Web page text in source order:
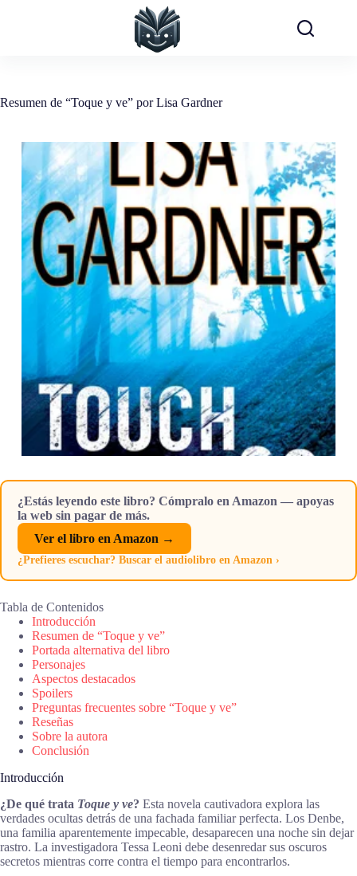
Resumen de “Toque y ve” por Lisa Gardner
¿Estás leyendo este libro? Cómpralo en Amazon — apoyas
la web sin pagar de más.
Ver el libro en Amazon →
¿Prefieres escuchar? Buscar el audiolibro en Amazon ›
Tabla de Contenidos
Introducción
Resumen de “Toque y ve”
Portada alternativa del libro
Personajes
Aspectos destacados
Spoilers
Preguntas frecuentes sobre “Toque y ve”
Reseñas
Sobre la autora
Conclusión
Introducción
¿De qué trata Toque y ve? Esta novela cautivadora explora las
verdades ocultas detrás de una fachada familiar perfecta. Los Denbe,
una familia aparentemente impecable, desaparecen una noche sin dejar
rastro. La investigadora Tessa Leoni debe desenredar sus oscuros
secretos mientras corre contra el tiempo para encontrarlos.